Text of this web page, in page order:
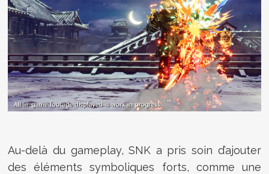
Au-delà du gameplay, SNK a pris soin d’ajouter
des éléments symboliques forts, comme une